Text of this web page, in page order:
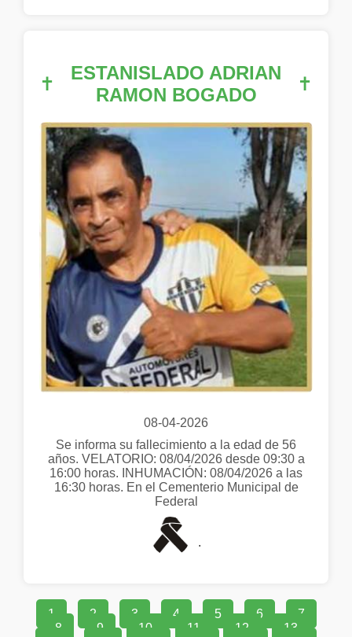
✝
ESTANISLADO ADRIAN
RAMON BOGADO
✝
08-04-2026
Se informa su fallecimiento a la edad de 56
años. VELATORIO: 08/04/2026 desde 09:30 a
16:00 horas. INHUMACIÓN: 08/04/2026 a las
16:30 horas. En el Cementerio Municipal de
Federal
.
1 2 3 4 5 6
7
8
9 10 11 12
13